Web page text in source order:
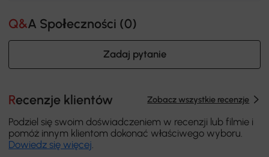
Q&A Społeczności (0)
Zadaj pytanie
Recenzje klientów Zobacz wszystkie recenzje
Podziel się swoim doświadczeniem w recenzji lub filmie i
pomóż innym klientom dokonać właściwego wyboru.
Dowiedz się więcej.